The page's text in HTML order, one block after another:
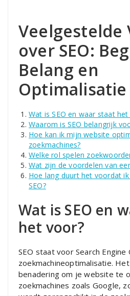
Veelgestelde
over SEO:
Belang en
Optimalisatie
Wat is SEO en waar staat
Waarom is SEO belangrijk
Hoe kan ik mijn website
zoekmachines?
Welke rol spelen
Wat zijn de voordelen van
Hoe lang duurt het voordat
SEO?
Wat is SEO en
het voor?
SEO staat voor Search
zoekmachineoptimalisatie.
benadering om je website te
zoekmachines zoals Google,